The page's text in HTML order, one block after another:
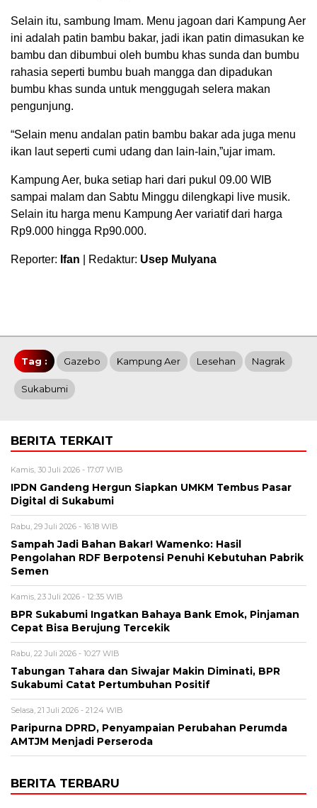
Selain itu, sambung Imam. Menu jagoan dari Kampung Aer
ini adalah patin bambu bakar, jadi ikan patin dimasukan ke
bambu dan dibumbui oleh bumbu khas sunda dan bumbu
rahasia seperti bumbu buah mangga dan dipadukan
bumbu khas sunda untuk menggugah selera makan
pengunjung.
“Selain menu andalan patin bambu bakar ada juga menu
ikan laut seperti cumi udang dan lain-lain,”ujar imam.
Kampung Aer, buka setiap hari dari pukul 09.00 WIB
sampai malam dan Sabtu Minggu dilengkapi live musik.
Selain itu harga menu Kampung Aer variatif dari harga
Rp9.000 hingga Rp90.000.
Reporter: Ifan | Redaktur: Usep Mulyana
Tag : Gazebo Kampung Aer Lesehan Nagrak
Sukabumi
BERITA TERKAIT
Kamis, 30 Juli 2026 - 17:07 WIB
IPDN Gandeng Hergun Siapkan UMKM Tembus Pasar
Digital di Sukabumi
Rabu, 29 Juli 2026 - 16:18 WIB
Sampah Jadi Bahan Bakar! Wamenko: Hasil
Pengolahan RDF Berpotensi Penuhi Kebutuhan Pabrik
Semen
Kamis, 23 Juli 2026 - 12:35 WIB
BPR Sukabumi Ingatkan Bahaya Bank Emok, Pinjaman
Cepat Bisa Berujung Tercekik
Rabu, 22 Juli 2026 - 10:27 WIB
Tabungan Tahara dan Siwajar Makin Diminati, BPR
Sukabumi Catat Pertumbuhan Positif
Selasa, 21 Juli 2026 - 21:24 WIB
Paripurna DPRD, Penyampaian Perubahan Perumda
AMTJM Menjadi Perseroda
BERITA TERBARU